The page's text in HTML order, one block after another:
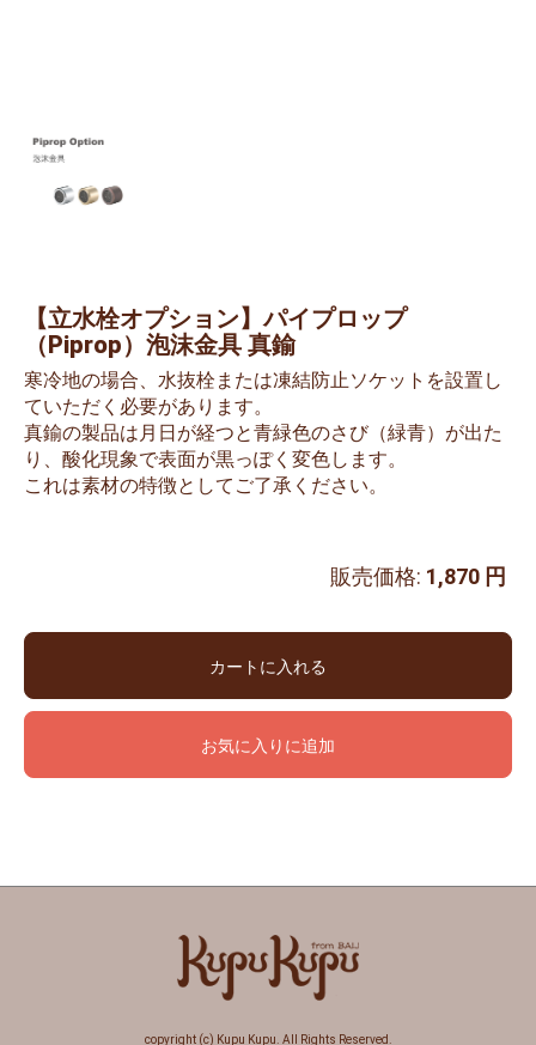
【立水栓オプション】パイプロップ
（Piprop）泡沫金具 真鍮
寒冷地の場合、水抜栓または凍結防止ソケットを設置し
ていただく必要があります。
真鍮の製品は月日が経つと青緑色のさび（緑青）が出た
り、酸化現象で表面が黒っぽく変色します。
これは素材の特徴としてご了承ください。
販売価格: 1,870 円
カートに入れる
お気に入りに追加
copyright (c) Kupu Kupu. All Rights Reserved.